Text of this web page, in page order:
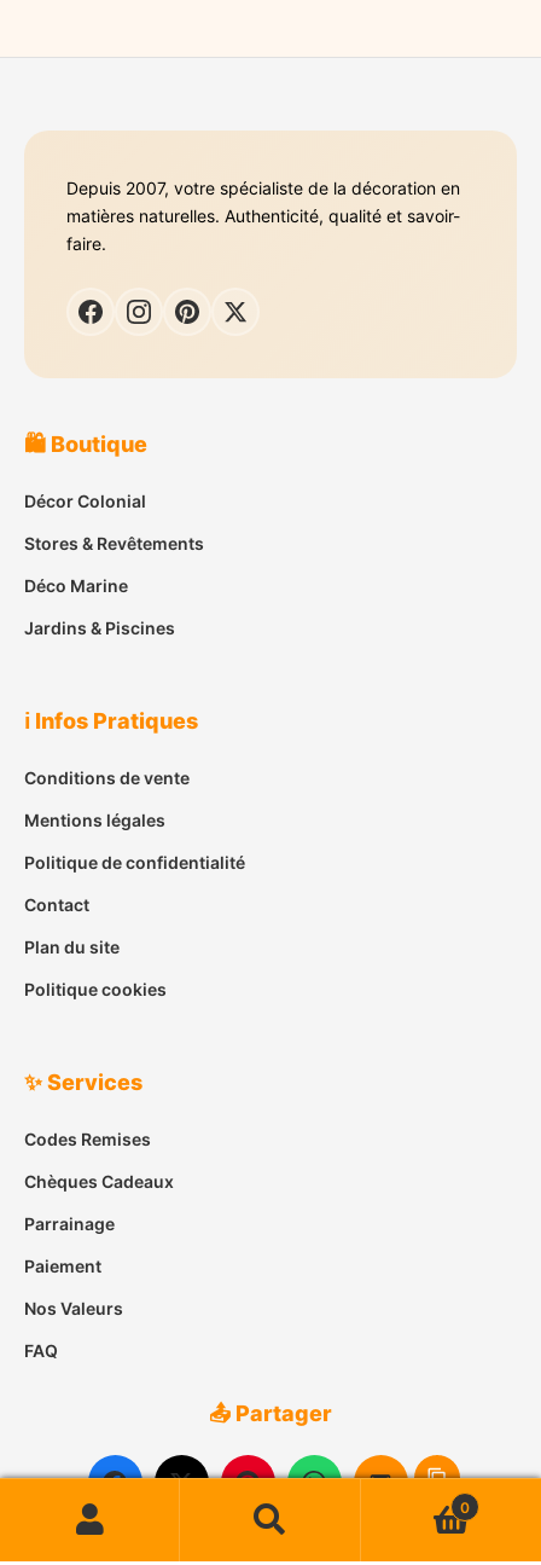
Depuis 2007, votre spécialiste de la décoration en
matières naturelles. Authenticité, qualité et savoir-
faire.
🛍️ Boutique
Décor Colonial
Stores & Revêtements
Déco Marine
Jardins & Piscines
ℹ️ Infos Pratiques
Conditions de vente
Mentions légales
Politique de confidentialité
Contact
Plan du site
Politique cookies
✨ Services
Codes Remises
Chèques Cadeaux
Parrainage
Paiement
Nos Valeurs
FAQ
📤 Partager
Recherche
pour :
Recherche
0